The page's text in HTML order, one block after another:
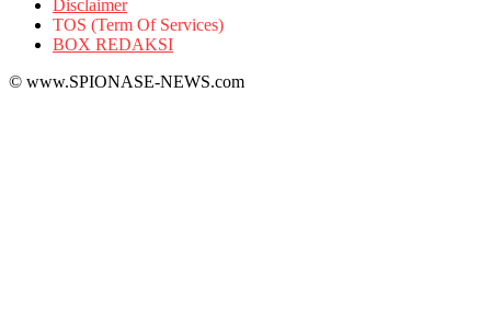
Disclaimer
TOS (Term Of Services)
BOX REDAKSI
© www.SPIONASE-NEWS.com